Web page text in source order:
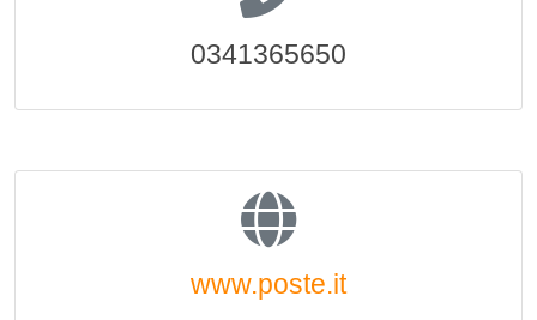
0341365650
www.poste.it